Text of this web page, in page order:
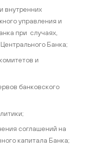
внутренних
управления и
при случаях,
Банка;
и
банковского
соглашений на
капитала Банка;